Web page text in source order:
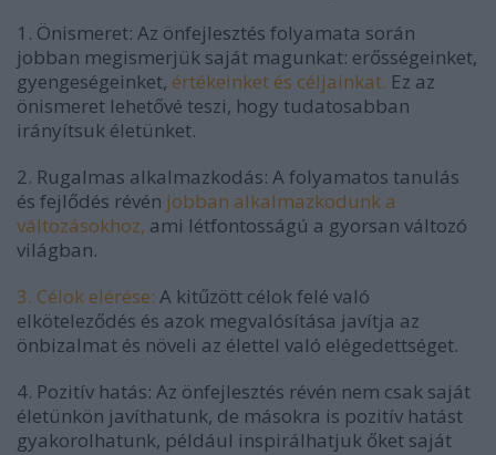
1. Önismeret: Az önfejlesztés folyamata során
jobban megismerjük saját magunkat: erősségeinket,
gyengeségeinket, értékeinket és céljainkat. Ez az
önismeret lehetővé teszi, hogy tudatosabban
irányítsuk életünket.
2. Rugalmas alkalmazkodás: A folyamatos tanulás
és fejlődés révén jobban alkalmazkodunk a
változásokhoz, ami létfontosságú a gyorsan változó
világban.
3. Célok elérése: A kitűzött célok felé való
elköteleződés és azok megvalósítása javítja az
önbizalmat és növeli az élettel való elégedettséget.
4. Pozitív hatás: Az önfejlesztés révén nem csak saját
életünkön javíthatunk, de másokra is pozitív hatást
gyakorolhatunk, például inspirálhatjuk őket saját